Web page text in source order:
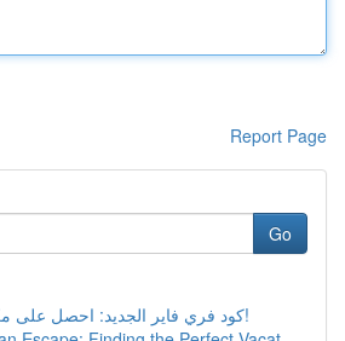
Report Page
Go
كود فري فاير الجديد: احصل على مكافآت حصرية!